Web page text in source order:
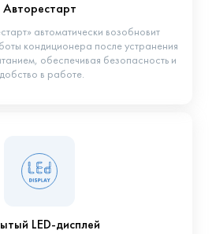
Авторестарт
автоматически возобновит
кондиционера после устранения
обеспечивая безопасность и
в работе.
LED-дисплей